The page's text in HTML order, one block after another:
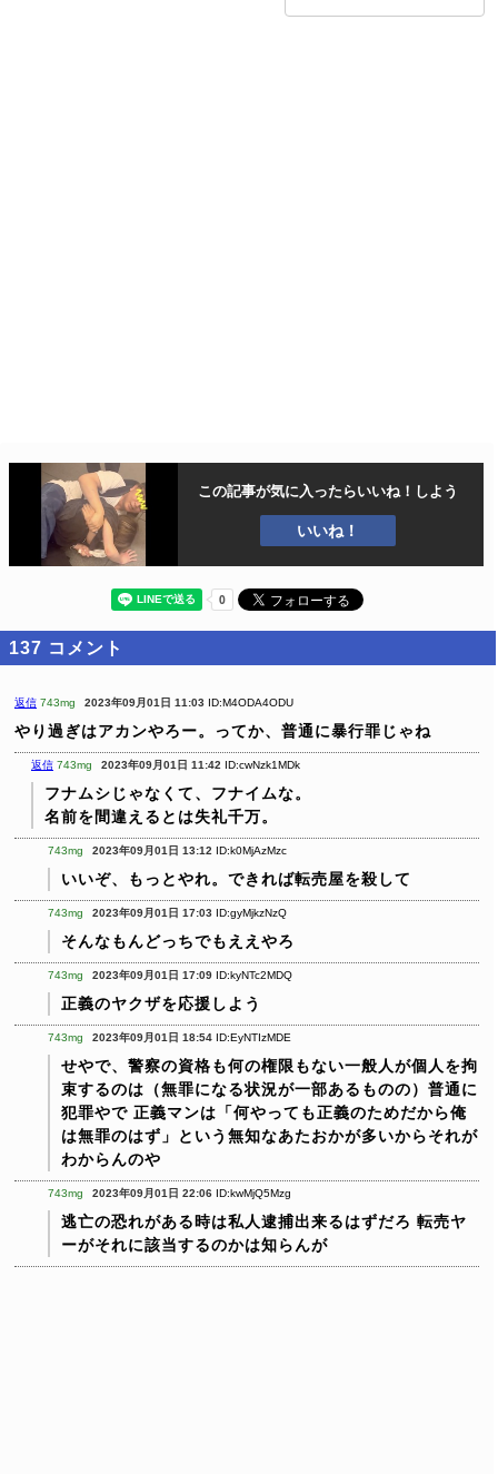
この記事が気に入ったらいいね！しよう
いいね！
137 コメント
返信 743mg 2023年09月01日 11:03 ID:M4ODA4ODU
やり過ぎはアカンやろー。ってか、普通に暴行罪じゃね
返信 743mg 2023年09月01日 11:42 ID:cwNzk1MDk
フナムシじゃなくて、フナイムな。
名前を間違えるとは失礼千万。
743mg 2023年09月01日 13:12 ID:k0MjAzMzc
いいぞ、もっとやれ。できれば転売屋を殺して
743mg 2023年09月01日 17:03 ID:gyMjkzNzQ
そんなもんどっちでもええやろ
743mg 2023年09月01日 17:09 ID:kyNTc2MDQ
正義のヤクザを応援しよう
743mg 2023年09月01日 18:54 ID:EyNTIzMDE
せやで、警察の資格も何の権限もない一般人が個人を拘
束するのは（無罪になる状況が一部あるものの）普通に
犯罪やで 正義マンは「何やっても正義のためだから俺
は無罪のはず」という無知なあたおかが多いからそれが
わからんのや
743mg 2023年09月01日 22:06 ID:kwMjQ5Mzg
逃亡の恐れがある時は私人逮捕出来るはずだろ 転売ヤ
ーがそれに該当するのかは知らんが